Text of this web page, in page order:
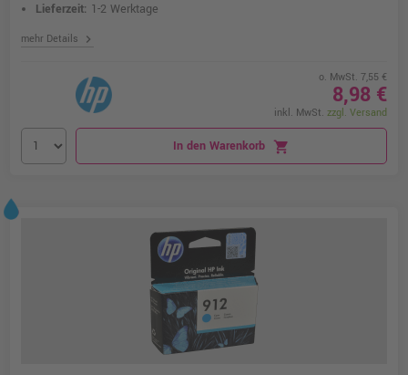
Lieferzeit: 1-2 Werktage
mehr Details chevron_right
o. MwSt. 7,55 €
8,98 €
inkl. MwSt. zzgl. Versand
In den Warenkorb shopping_cart